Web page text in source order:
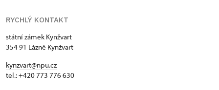
RYCHLÝ KONTAKT
státní zámek Kynžvart
354 91 Lázně Kynžvart
kynzvart@npu.cz
tel.: +420 773 776 630